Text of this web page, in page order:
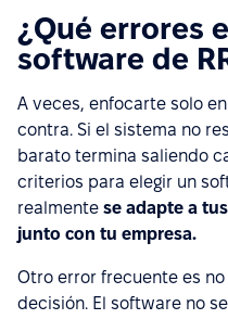
¿Qué errores
software de
A veces, enfocarte solo
contra. Si el sistema no
barato termina saliendo
criterios para elegir un
realmente se adapte a
junto con tu empresa.
Otro error frecuente es
decisión. El software no